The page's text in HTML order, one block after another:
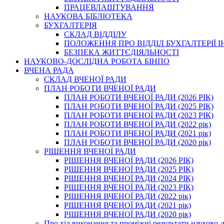
ПРАЦЕВЛАШТУВАННЯ
НАУКОВА БІБЛІОТЕКА
БУХГАЛТЕРІЯ
СКЛАД ВІДДІЛУ
ПОЛОЖЕННЯ ПРО ВІДДІЛ БУХГАЛТЕРІЇ
БЕЗПЕКА ЖИТТЄДІЯЛЬНОСТІ
НАУКОВО-ДОСЛІДНА РОБОТА БІНПО
ВЧЕНА РАДА
СКЛАД ВЧЕНОЇ РАДИ
ПЛАН РОБОТИ ВЧЕНОЇ РАДИ
ПЛАН РОБОТИ ВЧЕНОЇ РАДИ (2026 РІК)
ПЛАН РОБОТИ ВЧЕНОЇ РАДИ (2025 РІК)
ПЛАН РОБОТИ ВЧЕНОЇ РАДИ (2023 РІК)
ПЛАН РОБОТИ ВЧЕНОЇ РАДИ (2022 рік)
ПЛАН РОБОТИ ВЧЕНОЇ РАДИ (2021 рік)
ПЛАН РОБОТИ ВЧЕНОЇ РАДИ (2020 рік)
РІШЕННЯ ВЧЕНОЇ РАДИ
РІШЕННЯ ВЧЕНОЇ РАДИ (2026 РІК)
РІШЕННЯ ВЧЕНОЇ РАДИ (2025 РІК)
РІШЕННЯ ВЧЕНОЇ РАДИ (2024 РІК)
РІШЕННЯ ВЧЕНОЇ РАДИ (2023 РІК)
РІШЕННЯ ВЧЕНОЇ РАДИ (2022 рік)
РІШЕННЯ ВЧЕНОЇ РАДИ (2021 рік)
РІШЕННЯ ВЧЕНОЇ РАДИ (2020 рік)